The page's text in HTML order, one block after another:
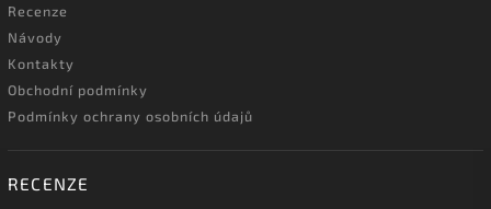
Recenze
Návody
Kontakty
Obchodní podmínky
Podmínky ochrany osobních údajů
RECENZE